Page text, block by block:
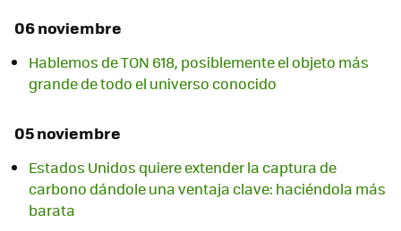
06 noviembre
Hablemos de TON 618, posiblemente el objeto más
grande de todo el universo conocido
05 noviembre
Estados Unidos quiere extender la captura de
carbono dándole una ventaja clave: haciéndola más
barata